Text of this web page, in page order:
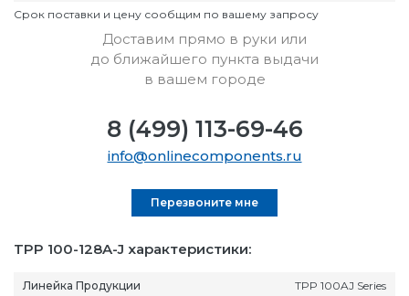
Cрок поставки и цену сообщим по вашему запросу
TPP 100-128A-J характеристики:
Линейка Продукции
TPP 100AJ Series
Доставим прямо в руки или
до ближайшего пункта выдачи
в вашем городе
8 (499) 113-69-46
info@onlinecomponents.ru
Перезвоните мне